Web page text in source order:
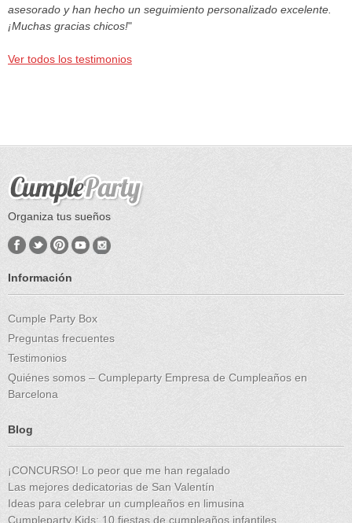
asesorado y han hecho un seguimiento personalizado excelente.
¡Muchas gracias chicos!"
Ver todos los testimonios
Organiza tus sueños
Información
Cumple Party Box
Preguntas frecuentes
Testimonios
Quiénes somos – Cumpleparty Empresa de Cumpleaños en
Barcelona
Blog
¡CONCURSO! Lo peor que me han regalado
Las mejores dedicatorias de San Valentín
Ideas para celebrar un cumpleaños en limusina
Cumpleparty Kids: 10 fiestas de cumpleaños infantiles